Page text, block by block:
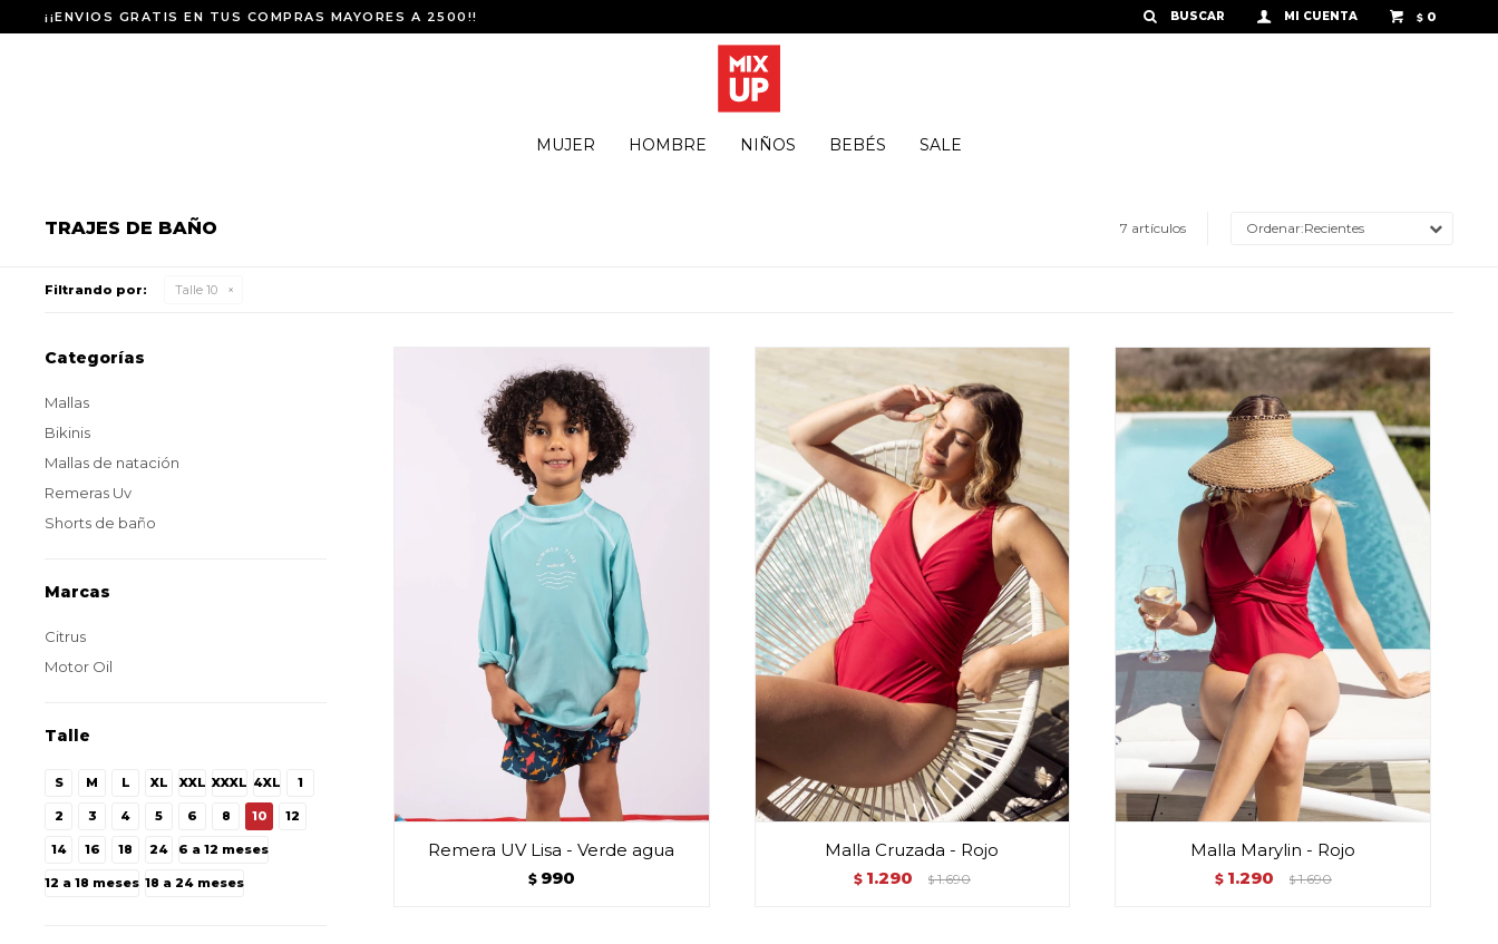
MUJER HOMBRE NIÑOS BEBÉS SALE
$ 0
¡¡ENVIOS GRATIS EN TUS COMPRAS MAYORES A 2500!!
TRAJES DE BAÑO 7 artículos Recientes
Filtrando por: Talle 10
Remera UV Lisa - Verde agua
$ 990
Malla Cruzada - Rojo
$ 1.290 $ 1.690
Malla Marylin - Rojo
$ 1.290 $ 1.690
Categorías
Mallas
Bikinis
Mallas de natación
Remeras Uv
Shorts de baño
Marcas
Citrus
Motor Oil
Talle
S M L XL XXL XXXL 4XL 1
2 3 4 5 6 8 10 12
14 16 18 24 6 a 12 meses
12 a 18 meses 18 a 24 meses